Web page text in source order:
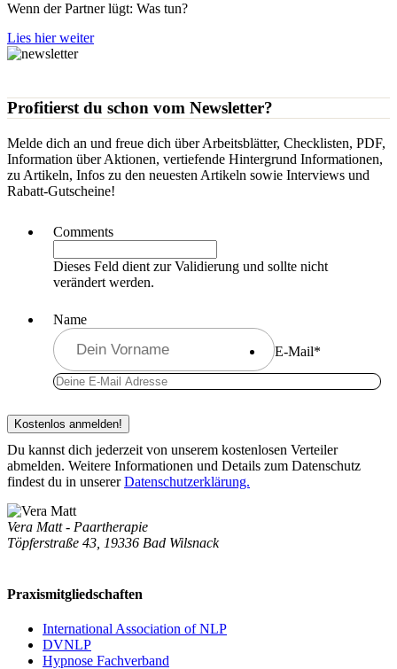
Wenn der Partner lügt: Was tun?
Lies hier weiter
Profitierst du schon vom Newsletter?
Melde dich an und freue dich über Arbeitsblätter, Checklisten, PDF,
Information über Aktionen, vertiefende Hintergrund Informationen,
zu Artikeln, Infos zu den neuesten Artikeln sowie Interviews und
Rabatt-Gutscheine!
Comments
Dieses Feld dient zur Validierung und sollte nicht
verändert werden.
Name
E-Mail*
Du kannst dich jederzeit von unserem kostenlosen Verteiler
abmelden. Weitere Informationen und Details zum Datenschutz
findest du in unsererDatenschutzerklärung.
Vera Matt - Paartherapie
Töpferstraße 43, 19336 Bad Wilsnack
Praxismitgliedschaften
International Association of NLP
DVNLP
Hypnose Fachverband